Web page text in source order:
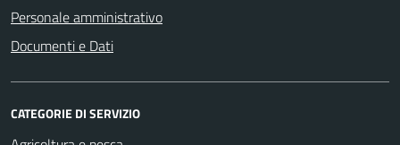
Personale amministrativo
Documenti e Dati
CATEGORIE DI SERVIZIO